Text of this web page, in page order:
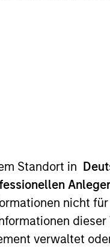
Standort in
nicht
verwaltet
Tactical
Markets
was a summer
and Wealth